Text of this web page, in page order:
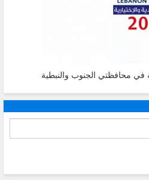
في محافظتي الجنوب والنبطية